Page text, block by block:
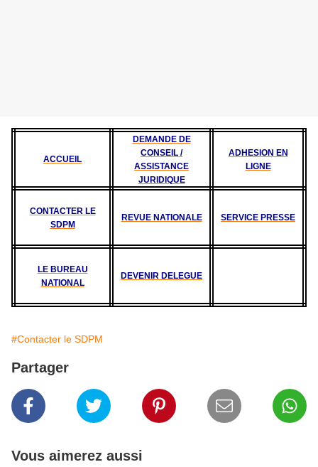
ACCUEIL
DEMANDE DE
CONSEIL /
ASSISTANCE
JURIDIQUE
ADHESION EN
LIGNE
CONTACTER LE
SDPM
REVUE NATIONALE SERVICE PRESSE
LE BUREAU
NATIONAL
DEVENIR DELEGUE
#Contacter le SDPM
Partager
Vous aimerez aussi